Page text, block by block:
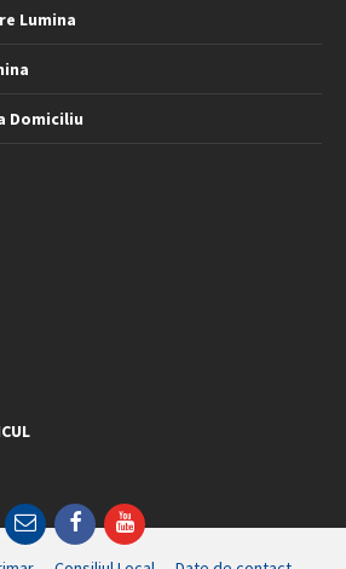
Lumina
Domiciliu
EmailFacebookYouTube